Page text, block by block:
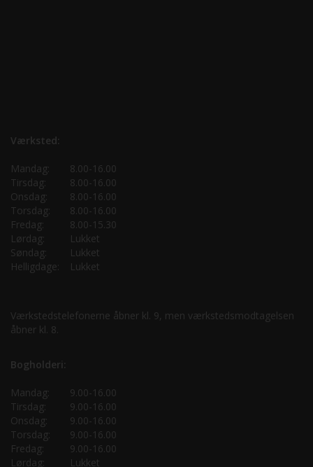
Værksted:
Mandag:
8.00-16.00
Tirsdag:
8.00-16.00
Onsdag:
8.00-16.00
Torsdag:
8.00-16.00
Fredag:
8.00-15.30
Lørdag:
Lukket
Søndag:
Lukket
Helligdage:
Lukket
Værkstedstelefonerne åbner kl. 9, men værkstedsmodtagelsen
åbner kl. 8.
Bogholderi:
Mandag:
9.00-16.00
Tirsdag:
9.00-16.00
Onsdag:
9.00-16.00
Torsdag:
9.00-16.00
Fredag:
9.00-16.00
Lørdag:
Lukket